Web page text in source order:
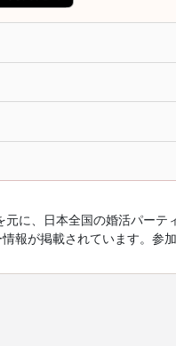
に、日本全国の婚活パー
報が掲載されています。参